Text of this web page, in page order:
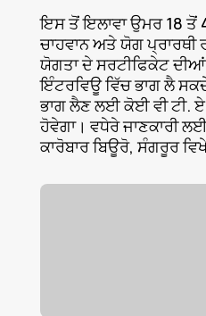
ਇਸ ਤੋਂ ਇਲਾਵਾ ਉਮਰ 18 ਤੋਂ
ਚਾਹਵਾਨ ਅਤੇ ਯੋਗ
ਯੋਗਤਾ ਦੇ ਸਰਟੀਫਿਕੇਟ
ਇੰਟਰਵਿਊ ਵਿੱਚ ਭਾਗ ਲੈ
ਭਾਗ ਲੈਣ ਲਈ ਕੋਈ ਵੀ ਟੀ.
ਹੋਵੇਗਾ। ਵਧੇਰੇ ਜਾਣਕਾਰੀ
ਕਾਰੋਬਾਰ ਬਿਊਰੋ, ਸੰਗਰੂਰ